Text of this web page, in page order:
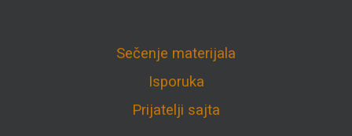
Sečenje materijala
Isporuka
Prijatelji sajta